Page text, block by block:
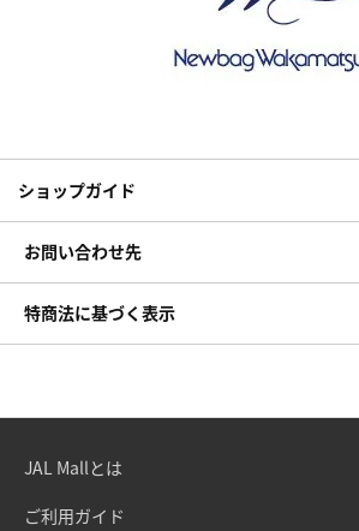
ショップガイド
お問い合わせ先
特商法に基づく表示
JAL Mallとは
ご利用ガイド